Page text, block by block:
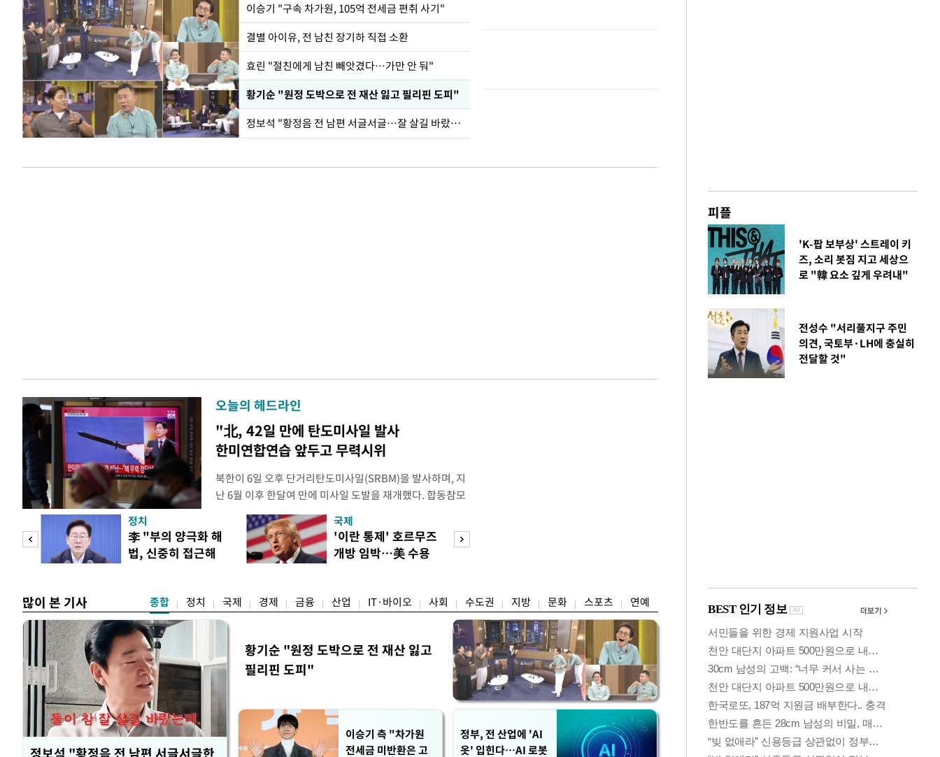
이승기 "구속 차가원, 105억 전세금 편취 사기"
결별 아이유, 전 남친 장기하 직접 소환
효린 "절친에게 남친 빼앗겼다…가만 안 둬"
황기순 "원정 도박으로 전 재산 잃고 필리핀 도피"
정보석 "황정음 전 남편 서글서글…잘 살길 바랐는데"
오늘의 헤드라인
"北, 42일 만에 탄도미사일 발사
한미연합연습 앞두고 무력시위
북한이 6일 오후 단거리탄도미사일(SRBM)을 발사하며, 지
난 6월 이후 한달여 만에 미사일 도발을 재개했다. 합동참모
본부에 따르면 우리 군은 6일 오후 5시께 북한 원산 일대에
서 동해상으로 발사된 단거리 탄도미사일 1발을 포착했다.
정확한 제원에 대해서는 한미가 정밀 분석 중에 있다. 한미
정보당국은 발사 초기부터 관련 동향을 추적 및 공
정치
李 "부의 양극화 해
법, 신중히 접근해
국제
'이란 통제' 호르무즈
개방 임박…美 수용
많이 본 기사 종합 정치 국제 경제 금융 산업 IT·바이오 사회 수도권 지방 문화 스포츠 연예
정보석 "황정음 전 남편 서글서글한
황기순 "원정 도박으로 전 재산 잃고
필리핀 도피"
이승기 측 "차가원
전세금 미반환은 고
정부, 전 산업에 'AI
옷' 입힌다…AI 로봇
피플
'K-팝 보부상' 스트레이 키
즈, 소리 봇짐 지고 세상으
로 "韓 요소 깊게 우려내"
전성수 "서리풀지구 주민
의견, 국토부·LH에 충실히
전달할 것"